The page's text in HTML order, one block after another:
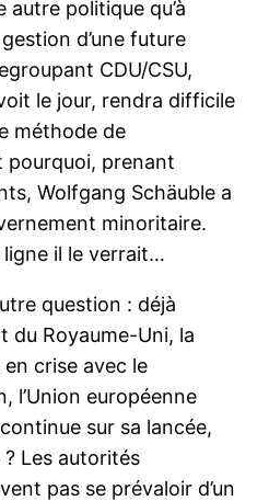
politique qu’à
d’une future
CDU/CSU,
le jour, rendra difficile
méthode de
pourquoi, prenant
Wolfgang Schäuble a
minoritaire.
ligne il le verrait…
question : déjà
du Royaume-Uni, la
crise avec le
l’Union européenne
sur sa lancée,
Les autorités
pas se prévaloir d’un